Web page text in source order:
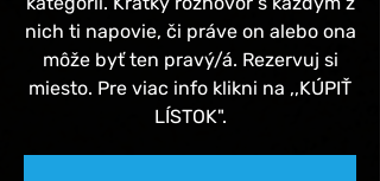
nich ti napovie, či práve on alebo ona
môže byť ten pravý/á. Rezervuj si
miesto. Pre viac info klikni na ,,KÚPIŤ
LÍSTOK".